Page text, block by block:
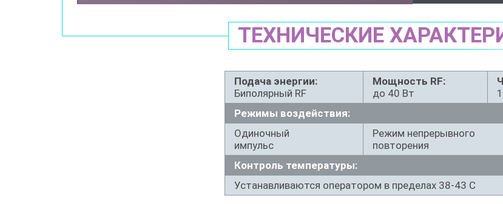
ТЕХНИЧЕСКИЕ
Подача энергии:
Биполярный RF
Мощность RF:
до 40 Вт
Режимы воздействия:
Одиночный
импульс
Режим непрерывного
повторения
Контроль температуры:
Устанавливаются оператором в пределах 38-43 C